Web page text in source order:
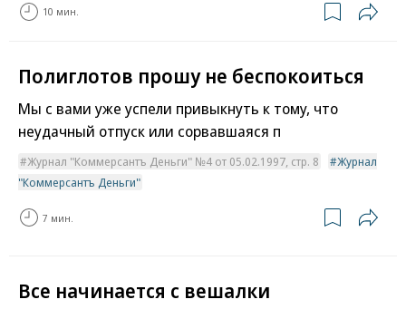
10 мин.
Полиглотов прошу не беспокоиться
Мы с вами уже успели привыкнуть к тому, что
неудачный отпуск или сорвавшаяся п
Журнал "Коммерсантъ Деньги" №4 от 05.02.1997, стр. 8
Журнал
"Коммерсантъ Деньги"
7 мин.
Все начинается с вешалки